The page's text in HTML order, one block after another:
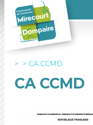
CA CCMD
CA CCMD